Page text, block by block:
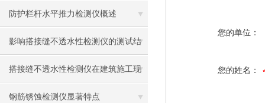
防护栏杆水平推力检测仪概述
影响搭接缝不透水性检测仪的测试结
果的因素有哪些？
搭接缝不透水性检测仪在建筑施工现
场中的应用
钢筋锈蚀检测仪显著特点
您的单位：
您的姓名：